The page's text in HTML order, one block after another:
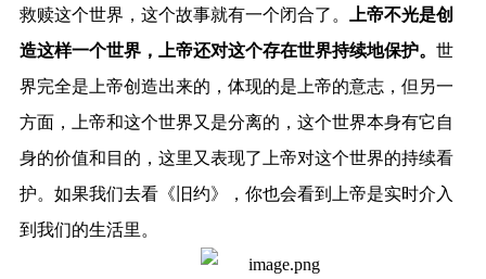
救赎这个世界，这个故事就有一个闭合了。
上帝不光是创
造这样一个世界，上帝还对这个存在世界持续地保护。 世
界完全是上帝创造出来的，体现的是上帝的意志，但另一
方面，上帝和这个世界又是分离的，这个世界本身有它自
身的价值和目的，这里又表现了上帝对这个世界的持续看
护。如果我们去看《旧约》，你也会看到上帝是实时介入
到我们的生活里。